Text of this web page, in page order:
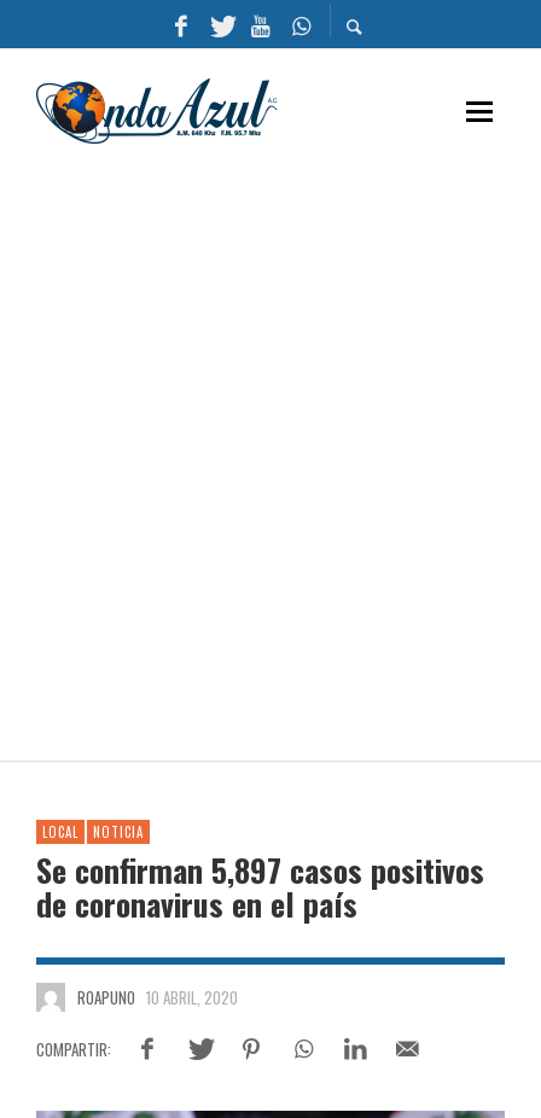
LOCAL NOTICIA
Se confirman 5,897 casos positivos
de coronavirus en el país
ROAPUNO 10 ABRIL, 2020